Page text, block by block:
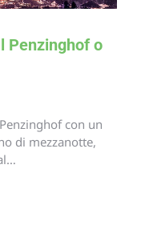
Penzinghof o
con un
di mezzanotte,